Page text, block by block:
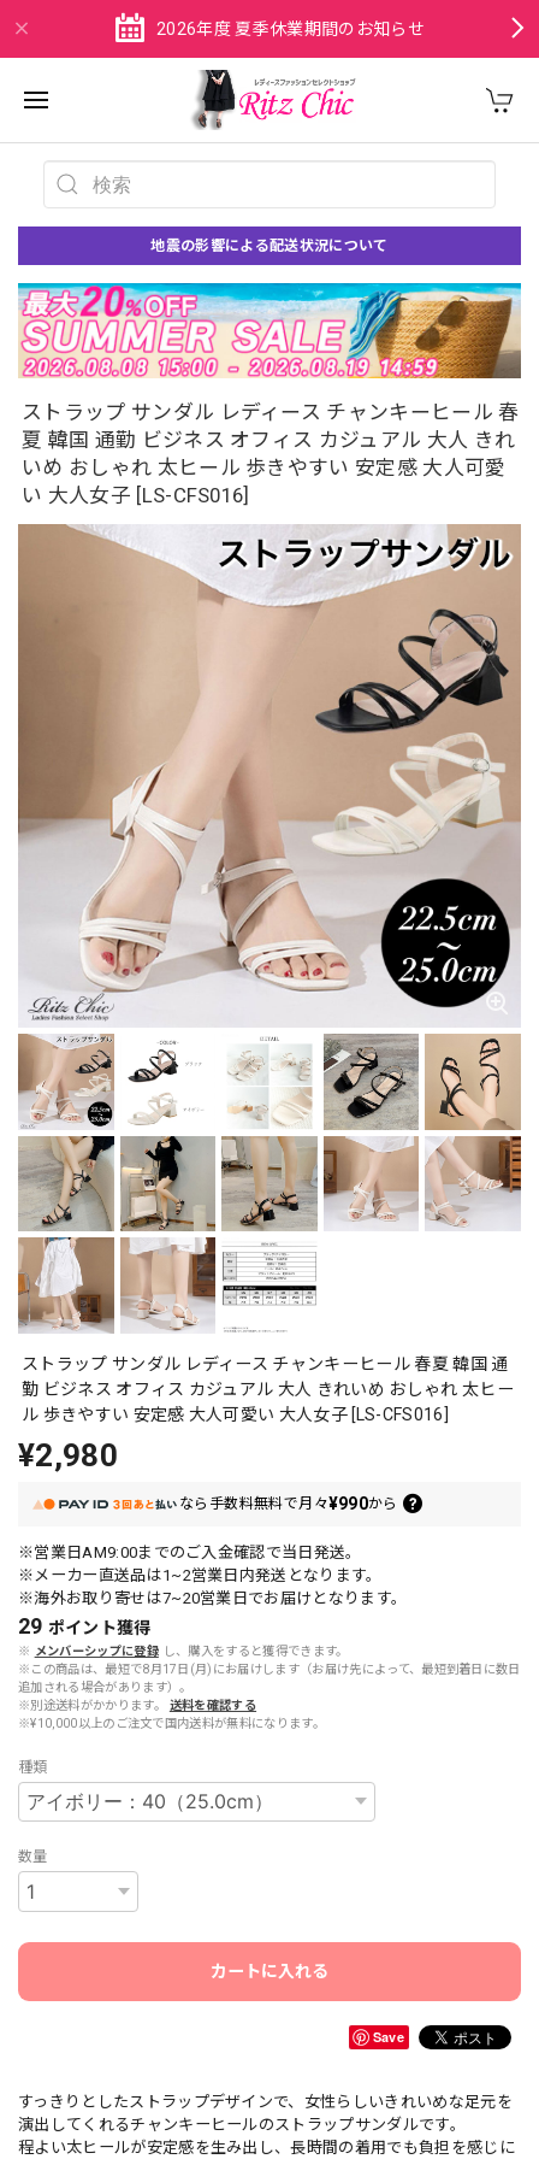
2026年度 夏季休業期間のお知らせ
地震の影響による配送状況について
ストラップ サンダル レディース チャンキーヒール 春
夏 韓国 通勤 ビジネス オフィス カジュアル 大人 きれ
いめ おしゃれ 太ヒール 歩きやすい 安定感 大人可愛
い 大人女子 [LS-CFS016]
ストラップ サンダル レディース チャンキーヒール 春夏 韓国 通
勤 ビジネス オフィス カジュアル 大人 きれいめ おしゃれ 太ヒー
ル 歩きやすい 安定感 大人可愛い 大人女子 [LS-CFS016]
¥2,980
なら 手数料無料で月々¥990から
※営業日AM9:00までのご入金確認で当日発送。
※メーカー直送品は1~2営業日内発送となります。
※海外お取り寄せは7~20営業日でお届けとなります。
29 ポイント獲得
※ メンバーシップに登録 し、購入をすると獲得できます。
※この商品は、最短で8月17日(月)にお届けします（お届け先によって、最短到着日に数日
追加される場合があります）。
※別途送料がかかります。
送料を確認する
※¥10,000以上のご注文で国内送料が無料になります。
種類
数量
カートに入れる
Save
すっきりとしたストラップデザインで、女性らしいきれいめな足元を
演出してくれるチャンキーヒールのストラップサンダルです。
程よい太ヒールが安定感を生み出し、長時間の着用でも負担を感じに